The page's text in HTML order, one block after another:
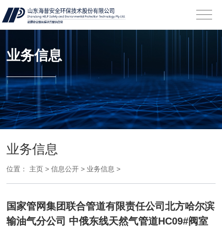
业务信息
业务信息
位置： 主页 >信息公开 > 业务信息 >
国家管网集团联合管道有限责任公司北方哈尔滨
输油气分公司 中俄东线天然气管道HC09#阀室